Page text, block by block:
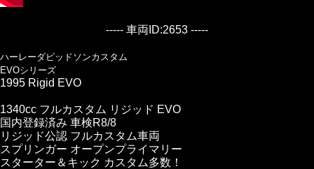
----- 車両ID:2653 -----
ハーレーダビッドソンカスタム
EVOシリーズ
1995 Rigid EVO
1340cc フルカスタム リジッド EVO
国内登録済み 車検R8/8
リジッド公認 フルカスタム車両
スプリンガー オープンプライマリー
スターター＆キック カスタム多数！